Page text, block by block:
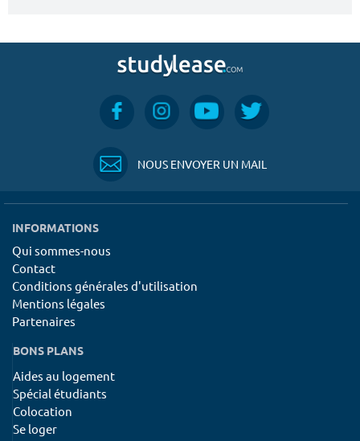
NOUS ENVOYER UN MAIL
INFORMATIONS
Qui sommes-nous
Contact
Conditions générales d'utilisation
Mentions légales
Partenaires
BONS PLANS
Aides au logement
Spécial étudiants
Colocation
Se loger